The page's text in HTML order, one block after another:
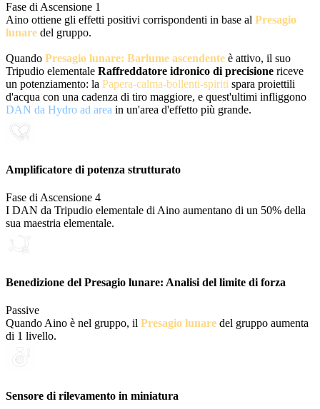
Fase di Ascensione 1
Aino ottiene gli effetti positivi corrispondenti in base al Presagio
lunare del gruppo.
Quando Presagio lunare: Barlume ascendente è attivo, il suo
Tripudio elementale Raffreddatore idronico di precisione riceve
un potenziamento: la Papera-calma-bollenti-spiriti spara proiettili
d'acqua con una cadenza di tiro maggiore, e quest'ultimi infliggono
DAN da Hydro ad area in un'area d'effetto più grande.
Amplificatore di potenza strutturato
Fase di Ascensione 4
I DAN da Tripudio elementale di Aino aumentano di un 50% della
sua maestria elementale.
Benedizione del Presagio lunare: Analisi del limite di forza
Passive
Quando Aino è nel gruppo, il Presagio lunare del gruppo aumenta
di 1 livello.
Sensore di rilevamento in miniatura